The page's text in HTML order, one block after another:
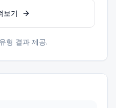
보기
형 결과 제공.